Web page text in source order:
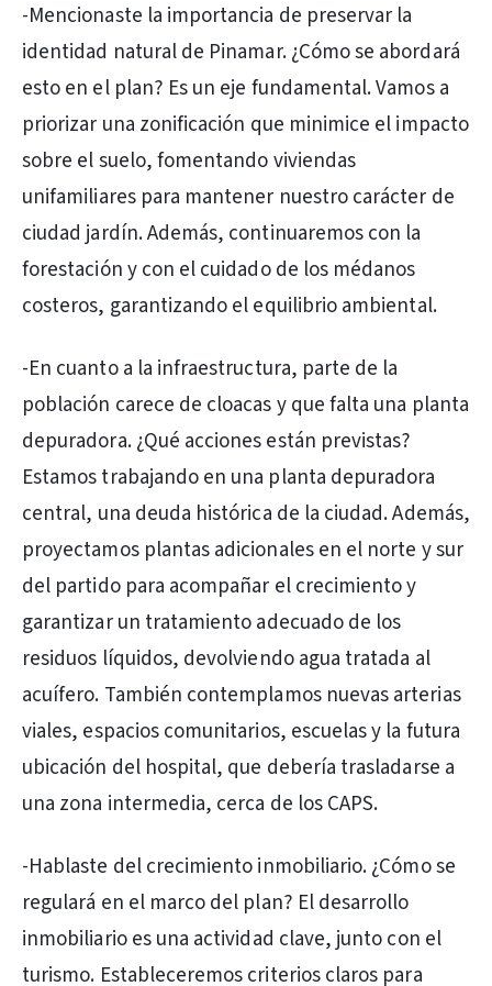
-Mencionaste la importancia de preservar la
identidad natural de Pinamar. ¿Cómo se abordará
esto en el plan? Es un eje fundamental. Vamos a
priorizar una zonificación que minimice el impacto
sobre el suelo, fomentando viviendas
unifamiliares para mantener nuestro carácter de
ciudad jardín. Además, continuaremos con la
forestación y con el cuidado de los médanos
costeros, garantizando el equilibrio ambiental.
-En cuanto a la infraestructura, parte de la
población carece de cloacas y que falta una planta
depuradora. ¿Qué acciones están previstas?
Estamos trabajando en una planta depuradora
central, una deuda histórica de la ciudad. Además,
proyectamos plantas adicionales en el norte y sur
del partido para acompañar el crecimiento y
garantizar un tratamiento adecuado de los
residuos líquidos, devolviendo agua tratada al
acuífero. También contemplamos nuevas arterias
viales, espacios comunitarios, escuelas y la futura
ubicación del hospital, que debería trasladarse a
una zona intermedia, cerca de los CAPS.
-Hablaste del crecimiento inmobiliario. ¿Cómo se
regulará en el marco del plan? El desarrollo
inmobiliario es una actividad clave, junto con el
turismo. Estableceremos criterios claros para